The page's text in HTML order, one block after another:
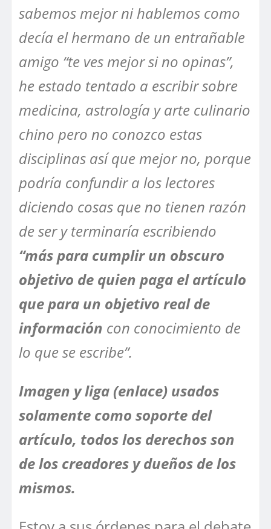
sabemos mejor ni hablemos como
decía el hermano de un entrañable
amigo “te ves mejor si no opinas”,
he estado tentado a escribir sobre
medicina, astrología y arte culinario
chino pero no conozco estas
disciplinas así que mejor no, porque
podría confundir a los lectores
diciendo cosas que no tienen razón
de ser y terminaría escribiendo
“más para cumplir un obscuro
objetivo de quien paga el artículo
que para un objetivo real de
información con conocimiento de
lo que se escribe”.
Imagen y liga (enlace) usados
solamente como soporte del
artículo, todos los derechos son
de los creadores y dueños de los
mismos.